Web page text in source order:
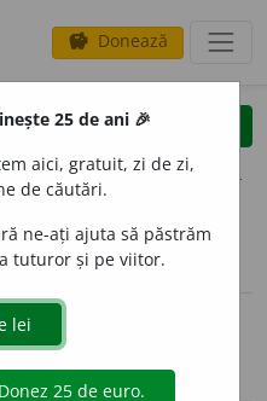
savings Donează
clear
opțiuni
25 de ani 🎉
aici, gratuit, zi de zi,
de căutări.
ne-ați ajuta să păstrăm
tuturor și pe viitor.